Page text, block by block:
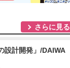
さらに見る
設計開発」/DAIWA